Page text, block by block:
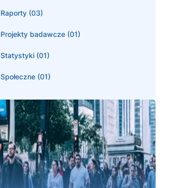
Raporty (03)
Projekty badawcze (01)
Statystyki (01)
Społeczne (01)